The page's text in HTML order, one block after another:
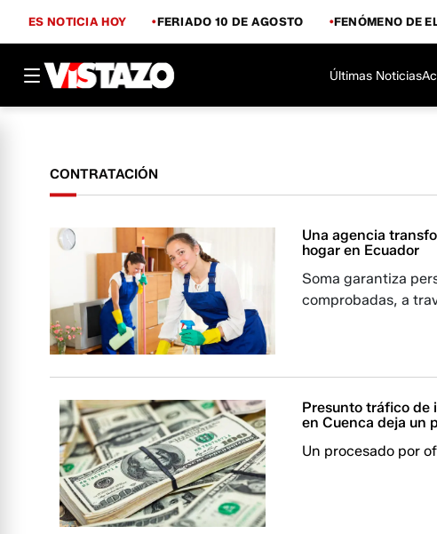
ES NOTICIA HOY FERIADO 10 DE AGOSTO FENÓMENO DE
Últimas Noticias
CONTRATACIÓN
Una agencia
hogar en Ecuador
Soma garantiza
comprobadas, a
Presunto tráfico de
en Cuenca deja un
Un procesado por